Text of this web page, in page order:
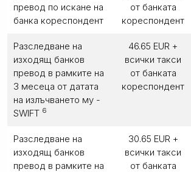
превод по искане на
банка кореспондент
от банката
кореспондент
Разследване на
изходящ банков
превод в рамките на
3 месеца от датата
на излъчването му -
SWIFT 6
46.65 EUR +
всички такси
от банката
кореспондент
Разследване на
изходящ банков
превод в рамките на
30.65 EUR +
всички такси
от банката